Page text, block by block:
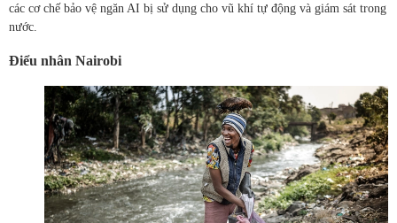
các cơ chế bảo vệ ngăn AI bị sử dụng cho vũ khí tự động và giám sát trong
nước.
Điểu nhân Nairobi